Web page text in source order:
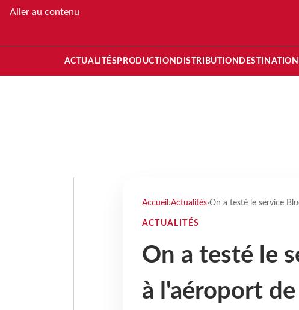
Aller au contenu
ACTUALITÉS PRODUCTION DISTRIBUTION DESTINATION
Accueil ›Actualités›On a testé le service
ACTUALITÉS
On a testé le
à l'aéroport